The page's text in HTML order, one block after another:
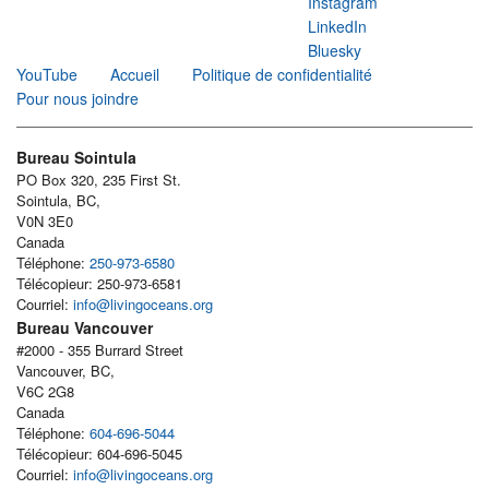
LinkedIn
Bluesky
YouTube
Accueil
Politique de confidentialité
Pour nous joindre
Bureau Sointula
PO Box 320, 235 First St.
Sointula, BC,
V0N 3E0
Canada
Téléphone: 250-973-6580
Télécopieur: 250-973-6581
Courriel: info@livingoceans.org
Bureau Vancouver
#2000 - 355 Burrard Street
Vancouver, BC,
V6C 2G8
Canada
Téléphone: 604-696-5044
Télécopieur: 604-696-5045
Courriel: info@livingoceans.org